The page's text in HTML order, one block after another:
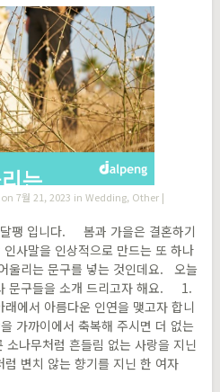
on 7월 21, 2023 in Wedding, Other|
팽 입니다. 봄과 가을은 결혼하기
사말을 인상적으로 만드는 또 하나
울리는 문구를 넣는 것인데요. ​오늘
문구들을 소개 드리고자 해요. 1.
에서 아름다운 인연을 맺고자 합니
가까이에서 축복해 주시면 더 없는
나무처럼 흔들림 없는 사랑을 지닌
변치 않는 향기를 지닌 한 여자